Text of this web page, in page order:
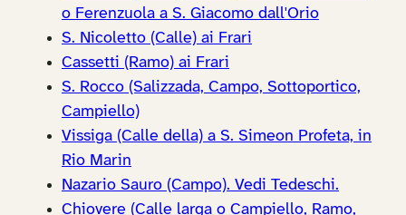
o Ferenzuola a S. Giacomo dall'Orio
S. Nicoletto (Calle) ai Frari
Cassetti (Ramo) ai Frari
S. Rocco (Salizzada, Campo, Sottoportico,
Campiello)
Vissiga (Calle della) a S. Simeon Profeta, in
Rio Marin
Nazario Sauro (Campo). Vedi Tedeschi.
Chiovere (Calle larga o Campiello, Ramo,